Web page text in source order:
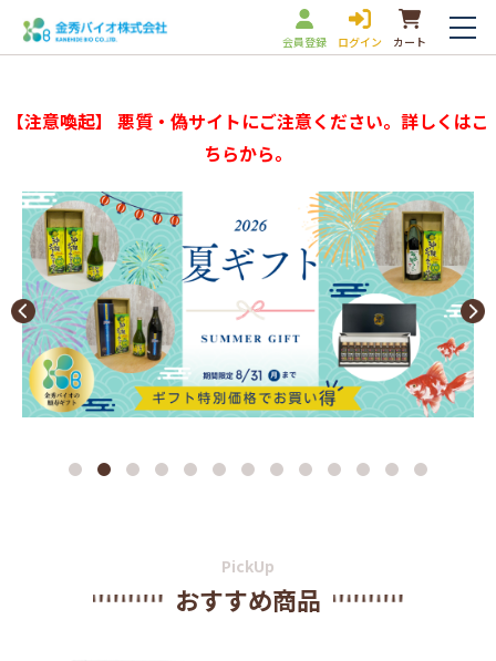
会員登録 ログイン カート
【注意喚起】 悪質・偽サイトにご注意ください。詳しくはこ
ちらから。
PickUp
おすすめ商品